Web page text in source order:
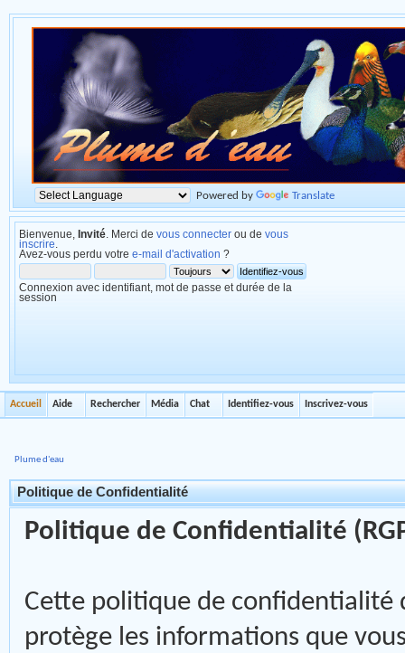
Powered by Translate
Bienvenue, Invité . Merci de vous connecter ou de vous
inscrire
Avez-vous perdu votre e-mail d'activation ?
Connexion avec identifiant, mot de passe et durée de la
session
Accueil Aide Rechercher Média Chat Identifiez-vous Inscrivez-vous
Plume d'eau
Politique de Confidentialité
Politique de Confidentialité
Cette politique de
protège les informations que